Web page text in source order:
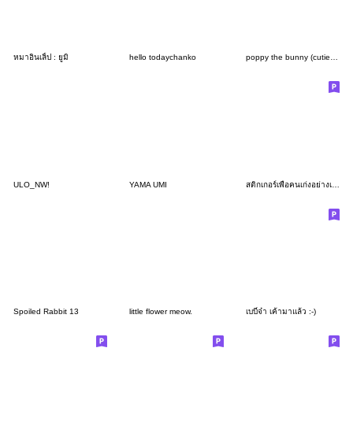
หมาอินเลิ้ป : ยูมิ hello todaychanko poppy the bunny (cutie pie ver.)
ULO_NW! YAMA UMI สติกเกอร์เพื่อคนเก่งอย่างเธอ 9
Spoiled Rabbit 13 little flower meow. เบบี๋จ๋า เค้ามาแล้ว :-)